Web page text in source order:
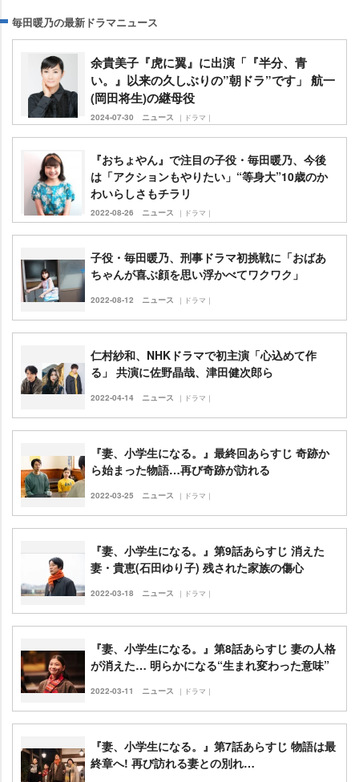
毎田暖乃の最新ドラマニュース
余貴美子『虎に翼』に出演「『半分、青
い。』以来の久しぶりの”朝ドラ”です」 航一
(岡田将生)の継母役
2024-07-30 ニュース ｜ドラマ｜
『おちょやん』で注目の子役・毎田暖乃、今後
は「アクションもやりたい」“等身大”10歳のか
わいらしさもチラリ
2022-08-26 ニュース ｜ドラマ｜
子役・毎田暖乃、刑事ドラマ初挑戦に「おばあ
ちゃんが喜ぶ顔を思い浮かべてワクワク」
2022-08-12 ニュース ｜ドラマ｜
仁村紗和、NHKドラマで初主演「心込めて作
る」 共演に佐野晶哉、津田健次郎ら
2022-04-14 ニュース ｜ドラマ｜
『妻、小学生になる。』最終回あらすじ 奇跡か
ら始まった物語…再び奇跡が訪れる
2022-03-25 ニュース ｜ドラマ｜
『妻、小学生になる。』第9話あらすじ 消えた
妻・貴恵(石田ゆり子) 残された家族の傷心
2022-03-18 ニュース ｜ドラマ｜
『妻、小学生になる。』第8話あらすじ 妻の人格
が消えた… 明らかになる“生まれ変わった意味”
2022-03-11 ニュース ｜ドラマ｜
『妻、小学生になる。』第7話あらすじ 物語は最
終章へ! 再び訪れる妻との別れ…